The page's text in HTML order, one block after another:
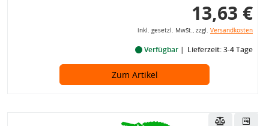
13,63 €
inkl. gesetzl. MwSt., zzgl. Versandkosten
Verfügbar Lieferzeit: 3-4 Tage
Zum Artikel